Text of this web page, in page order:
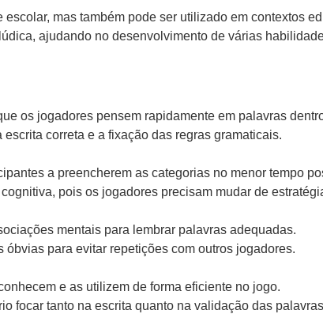
mas também pode ser utilizado em contextos
ajudando no desenvolvimento de várias
os jogadores pensem rapidamente em palavras
correta e a fixação das regras gramaticais.
a preencherem as categorias no menor tempo
pois os jogadores precisam mudar de
mentais para lembrar palavras adequadas.
para evitar repetições com outros jogadores.
e as utilizem de forma eficiente no jogo.
focar tanto na escrita quanto na validação das